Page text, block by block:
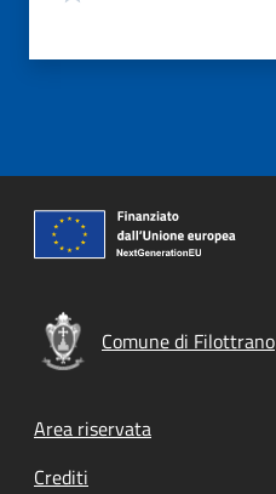
Comune di Filottrano
Footer menu
Area riservata
Crediti